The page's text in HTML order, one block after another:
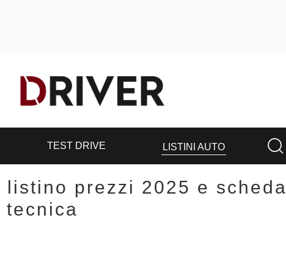
TEST DRIVE LISTINI AUTO
prezzi 2025 e scheda
tecnica